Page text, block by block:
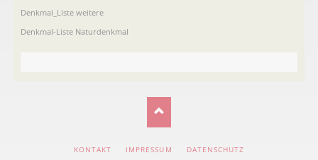
Denkmal_Liste weitere
Denkmal-Liste Naturdenkmal
KONTAKT IMPRESSUM DATENSCHUTZ